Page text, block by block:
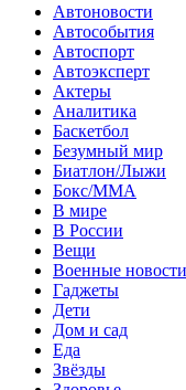
Автоновости
Автособытия
Автоспорт
Автоэксперт
Актеры
Аналитика
Баскетбол
Безумный мир
Биатлон/Лыжи
Бокс/MMA
В мире
В России
Вещи
Военные новости
Гаджеты
Дети
Дом и сад
Еда
Звёзды